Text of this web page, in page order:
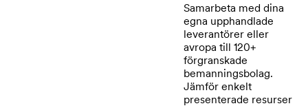
Samarbeta med dina
egna upphandlade
leverantörer eller
avropa till 120+
förgranskade
bemanningsbolag.
Jämför enkelt
presenterade resurser